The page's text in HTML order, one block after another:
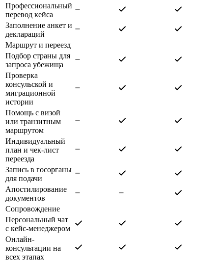
Профессиональный
перевод кейса
Заполнение анкет и
деклараций
Маршрут и переезд
Подбор страны для
запроса убежища
Проверка
консульской и
миграционной
истории
Помощь с визой
или транзитным
маршрутом
Индивидуальный
план и чек-лист
переезда
Запись в госорганы
для подачи
Апостилирование
документов
Сопровождение
Персональный чат
с кейс-менеджером
Онлайн-
консультации на
всех этапах